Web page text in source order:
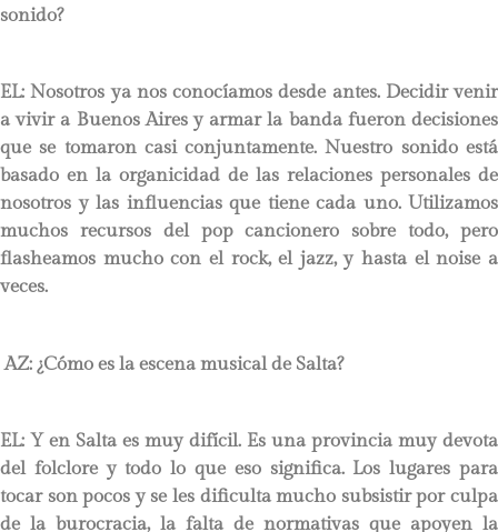
sonido?
EL: Nosotros ya nos conocíamos desde antes. Decidir venir
a vivir a Buenos Aires y armar la banda fueron decisiones
que se tomaron casi conjuntamente. Nuestro sonido está
basado en la organicidad de las relaciones personales de
nosotros y las influencias que tiene cada uno. Utilizamos
muchos recursos del pop cancionero sobre todo, pero
flasheamos mucho con el rock, el jazz, y hasta el noise a
veces.
AZ: ¿Cómo es la escena musical de Salta?
EL: Y en Salta es muy difícil. Es una provincia muy devota
del folclore y todo lo que eso significa. Los lugares para
tocar son pocos y se les dificulta mucho subsistir por culpa
de la burocracia, la falta de normativas que apoyen la